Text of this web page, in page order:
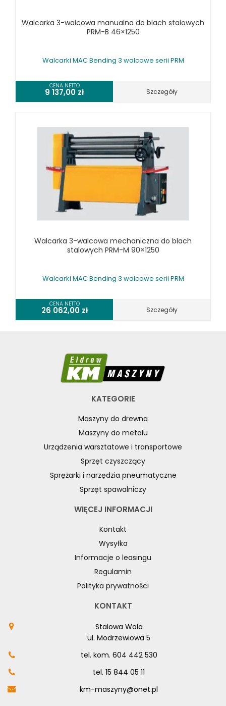
RÓŻNE OKAZJE
Walcarka 3-walcowa manualna do blach stalowych
PRM-B 46×1250
Walcarki MAC Bending 3 walcowe serii PRM
CENA NETTO
9 137,00 zł Szczegóły
Walcarka 3-walcowa mechaniczna do blach
stalowych PRM-M 90×1250
Walcarki MAC Bending 3 walcowe serii PRM
CENA NETTO
26 062,00 zł Szczegóły
KATEGORIE
Maszyny do drewna
Maszyny do metalu
Urządzenia warsztatowe i transportowe
Sprzęt czyszczący
Sprężarki i narzędzia pneumatyczne
Sprzęt spawalniczy
WIĘCEJ INFORMACJI
Kontakt
Wysyłka
Informacje o leasingu
Regulamin
Polityka prywatności
KONTAKT
Stalowa Wola
ul. Modrzewiowa 5
tel. kom. 604 442 530
tel. 15 844 05 11
km-maszyny@onet.pl